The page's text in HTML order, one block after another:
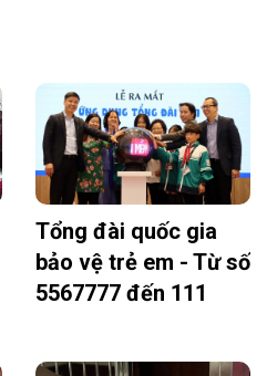
Tổng đài quốc gia
bảo vệ trẻ em - Từ số
5567777 đến 111